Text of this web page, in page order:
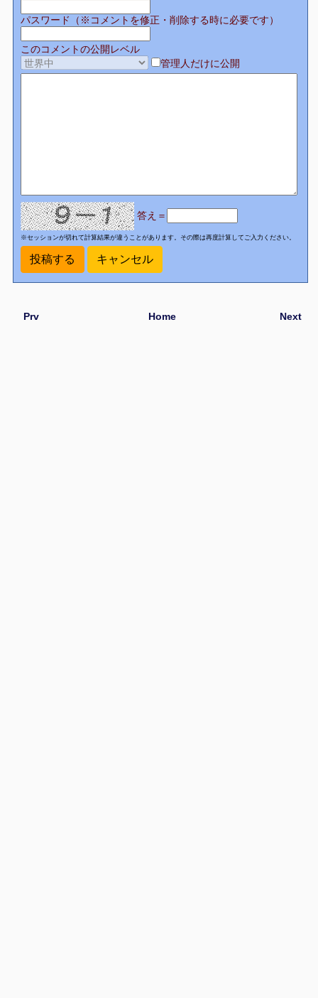
パスワード（※コメントを修正・削除する時に必要です）
このコメントの公開レベル
管理人だけに公開
答え＝
※セッションが切れて計算結果が違うことがあります。その際は再度計算してご入力ください。
Prv Next
Home